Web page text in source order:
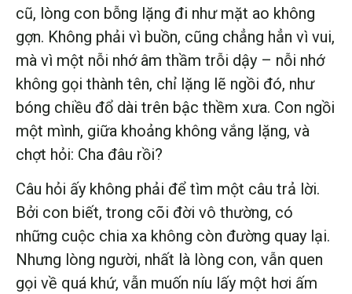
cũ, lòng con bỗng lặng đi như mặt ao không
gợn. Không phải vì buồn, cũng chẳng hẳn vì vui,
mà vì một nỗi nhớ âm thầm trỗi dậy – nỗi nhớ
không gọi thành tên, chỉ lặng lẽ ngồi đó, như
bóng chiều đổ dài trên bậc thềm xưa. Con ngồi
một mình, giữa khoảng không vắng lặng, và
chợt hỏi: Cha đâu rồi?
Câu hỏi ấy không phải để tìm một câu trả lời.
Bởi con biết, trong cõi đời vô thường, có
những cuộc chia xa không còn đường quay lại.
Nhưng lòng người, nhất là lòng con, vẫn quen
gọi về quá khứ, vẫn muốn níu lấy một hơi ấm